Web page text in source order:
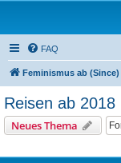
FAQ
Feminismus ab (Since)
Reisen ab 2018
Neues Thema